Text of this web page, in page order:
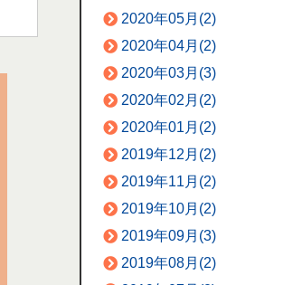
2020年05月(2)
2020年04月(2)
2020年03月(3)
2020年02月(2)
2020年01月(2)
2019年12月(2)
2019年11月(2)
2019年10月(2)
2019年09月(3)
2019年08月(2)